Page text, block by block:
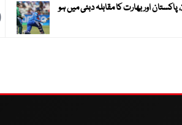
ویمنز ایشیا کپ 2026، پاکستان اور بھارت کا مقابلہ دبئی میں ہو